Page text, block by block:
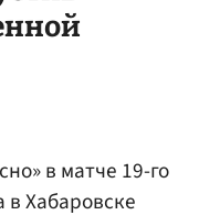
в матче 19-го
Хабаровске